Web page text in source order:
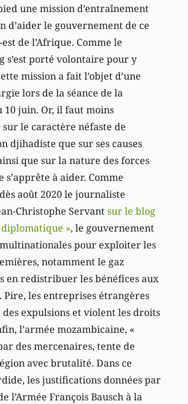
une mission d’entraînement
d’aider le gouvernement de ce
de l’Afrique. Comme le
s’est porté volontaire pour y
mission a fait l’objet d’une
lors de la séance de la
10 juin. Or, il faut moins
le caractère néfaste de
djihadiste que sur ses causes
que sur la nature des forces
s’apprête à aider. Comme
août 2020 le journaliste
Christophe Servantsur le blog
», le gouvernement
pour exploiter les
notamment le gaz
en redistribuer les bénéfices aux
Pire, les entreprises étrangères
expulsions et violent les droits
l’armée mozambicaine, «
des mercenaires, tente de
avec brutalité. Dans ce
les justifications données par
l’Armée François Bausch à la